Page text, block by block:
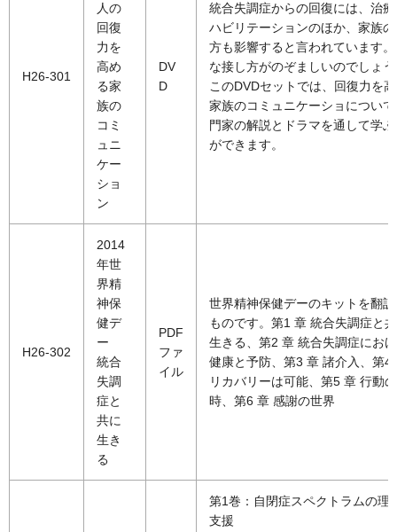
H26-301
人の
回復
力を
高め
る家
族の
コミ
ュニ
ケー
ショ
ン
DV
D
統合失調症からの回復には、治
ハビリテーションのほか、家族
方も影響すると言われています
な接し方がのぞましいのでしょ
このDVDセットでは、回復力を
家族のコミュニケーショについ
門家の解説とドラマを通して学
ができます。
H26-302
2014
年世
界精
神保
健デ
ー
統合
失調
症と
共に
生き
る
PDF
ファ
イル
世界精神保健デーのキットを翻
ものです。第1 章 統合失調症と
生きる、第2 章 統合失調症にお
健康と予防、第3 章 諸介入、第4
リカバリーは可能、第5 章 行動の
時、第6 章 感謝の世界
第1巻：自閉症スペクトラムの理
支援